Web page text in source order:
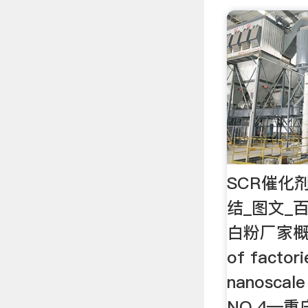
SCR催化
结_图文_
白粉厂家
of